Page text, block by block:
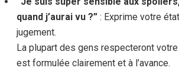
quand j’aurai vu ?” : Exprime votre
jugement.
La plupart des gens respecteront
est formulée clairement et à l’avance.